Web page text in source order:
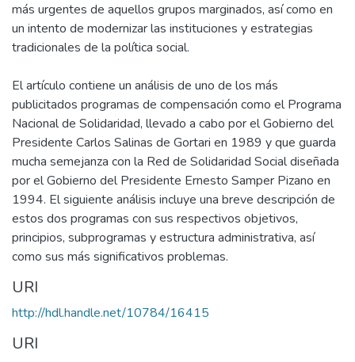
más urgentes de aquellos grupos marginados, así como en
un intento de modernizar las instituciones y estrategias
tradicionales de la política social.
El artículo contiene un análisis de uno de los más
publicitados programas de compensación como el Programa
Nacional de Solidaridad, llevado a cabo por el Gobierno del
Presidente Carlos Salinas de Gortari en 1989 y que guarda
mucha semejanza con la Red de Solidaridad Social diseñada
por el Gobierno del Presidente Ernesto Samper Pizano en
1994. El siguiente análisis incluye una breve descripción de
estos dos programas con sus respectivos objetivos,
principios, subprogramas y estructura administrativa, así
como sus más significativos problemas.
URI
http://hdl.handle.net/10784/16415
URI